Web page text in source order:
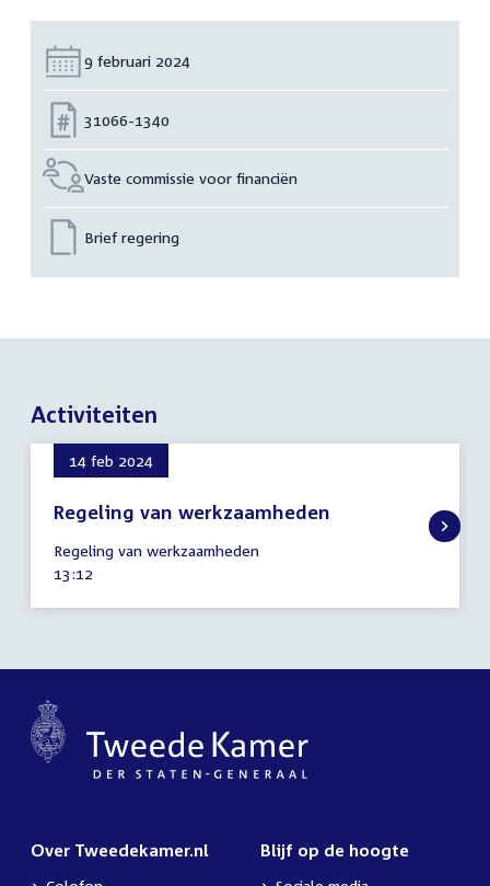
Datum:
9 februari 2024
Nummer:
31066-1340
Vaste commissie voor financiën
Brief regering
Activiteiten
14 feb 2024
Regeling van werkzaamheden
februari
2024
Regeling van werkzaamheden
Tijd
13:12
Over Tweedekamer.nl Blijf op de hoogte